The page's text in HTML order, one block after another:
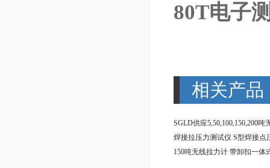
80T电子
相关产品